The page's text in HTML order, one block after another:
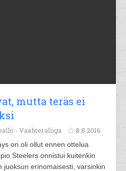
mutta teräs ei
- Vaahteraliiga 8.8.2016
on oli ollut ennen ottelua
Steelers onnistui kuitenkin
juoksun erinomaisesti, varsinkin